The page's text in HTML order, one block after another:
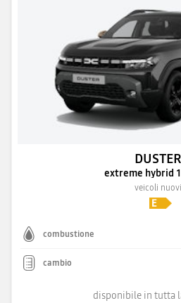
DUSTER
extreme hybrid
veicoli nuovi
combustione
cambio
disponibile in tutta